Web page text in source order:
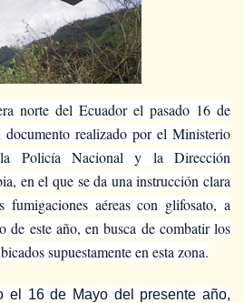
norte del Ecuador el pasado 16 de
realizado por el Ministerio
Policía Nacional y la Dirección
en el que se da una instrucción clara
fumigaciones aéreas con glifosato, a
de este año, en busca de combatir los
supuestamente en esta zona.
el 16 de Mayo del presente año,